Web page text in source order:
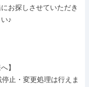
お探しさせていただき
♪
】
止・変更処理は行えま